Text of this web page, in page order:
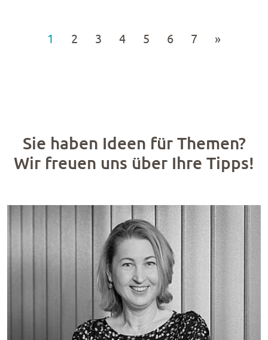
1 2 3 4 5 6 7 »
Sie haben Ideen für Themen?
Wir freuen uns über Ihre Tipps!